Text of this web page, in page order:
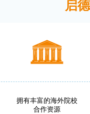
启
拥有丰富的海外院校
合作资源